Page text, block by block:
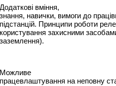
Додаткові вміння,
знання, навички, вимоги до
підстанцій. Принципи роботи
користування захисними
заземлення).
Можливе
працевлаштування на неповну